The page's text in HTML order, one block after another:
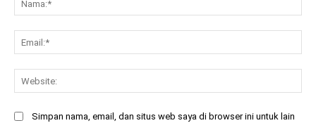
Simpan nama, email, dan situs web saya di browser ini untuk lain